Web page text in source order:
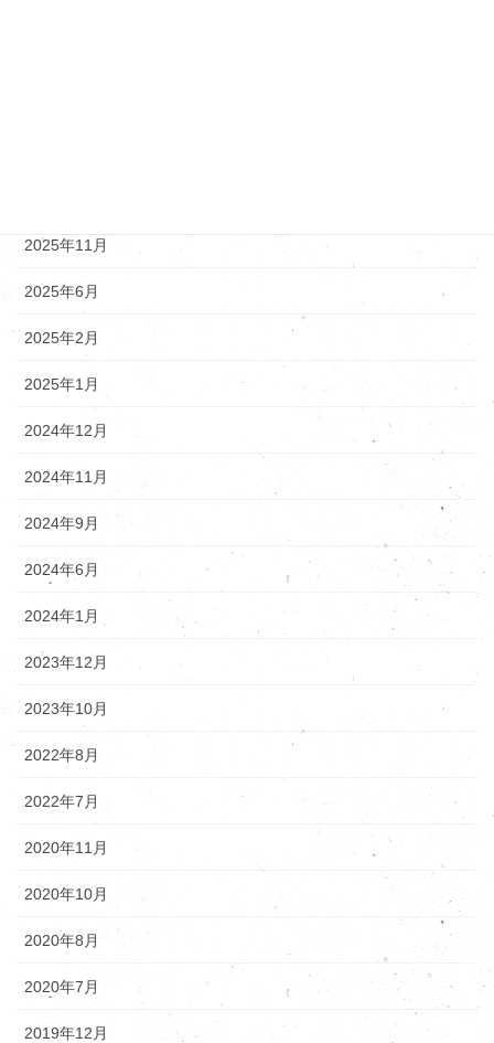
2025年11月
2025年6月
2025年2月
2025年1月
2024年12月
2024年11月
2024年9月
2024年6月
2024年1月
2023年12月
2023年10月
2022年8月
2022年7月
2020年11月
2020年10月
2020年8月
2020年7月
2019年12月